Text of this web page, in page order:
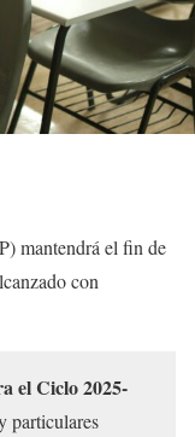
mantendrá el fin de
con
el Ciclo 2025-
particulares